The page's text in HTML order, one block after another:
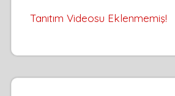
Tanıtım Videosu Eklenmemiş!